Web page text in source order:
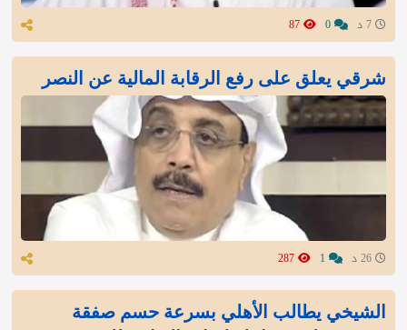
شرقي يعلق على رفع الرقابة المالية عن النصر
الشيخي يطالب الأهلي بسرعة حسم صفقة